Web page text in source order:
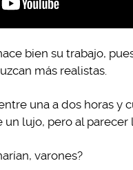
bien su trabajo,
más realistas.
una a dos horas y
lujo, pero al
varones?